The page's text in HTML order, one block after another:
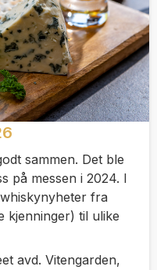
sammen. Det ble
på messen i 2024. I
fra
kjenninger) til ulike
avd. Vitengarden,